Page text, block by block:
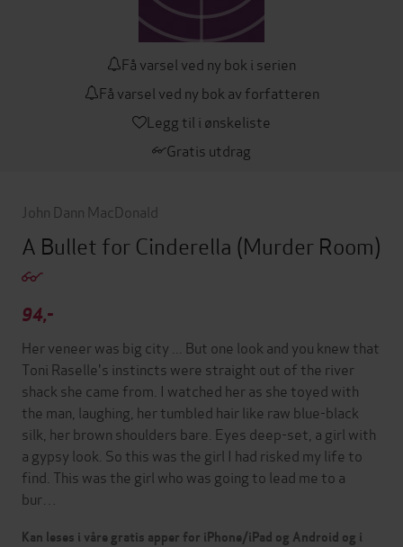
Få varsel ved ny bok i serien
Få varsel ved ny bok av forfatteren
Legg til i ønskeliste
Gratis utdrag
John Dann MacDonald
A Bullet for Cinderella (Murder Room)
94,-
Her veneer was big city ... But one look and you knew that
Toni Raselle's instincts were straight out of the river
shack she came from. I watched her as she toyed with
the man, laughing, her tumbled hair like raw blue-black
silk, her brown shoulders bare. Eyes deep-set, a girl with
a gypsy look. So this was the girl I had risked my life to
find. This was the girl who was going to lead me to a
bur…
Kan leses i våre gratis apper for iPhone/iPad og Android og i